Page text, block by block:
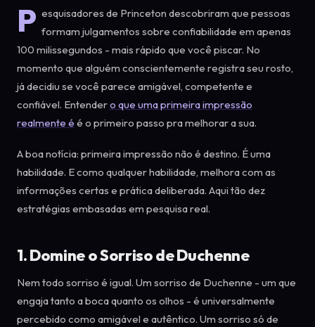
P esquisadores de Princeton descobriram que pessoas
formam julgamentos sobre confiabilidade em apenas
100 milissegundos - mais rápido que você piscar. No
momento que alguém conscientemente registra seu rosto,
já decidiu se você parece amigável, competente e
confiável. Entendero que uma primeira impressão
realmente é é o primeiro passo pra melhorar a sua.
A boa notícia: primeira impressão não é destino. É uma
habilidade. E como qualquer habilidade, melhora com as
informações certas e prática deliberada. Aqui tão dez
estratégias embasadas em pesquisa real.
1. Domine o Sorriso de Duchenne
Nem todo sorriso é igual. Um sorriso de Duchenne - um que
engaja tanto a boca quanto os olhos - é universalmente
percebido como amigável e autêntico. Um sorriso só de